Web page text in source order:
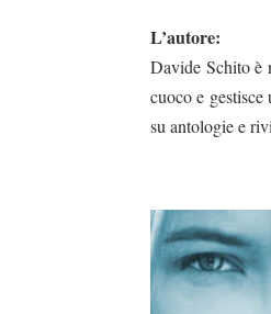
L’autore:
Davide Schito è
cuoco e
su antologie e